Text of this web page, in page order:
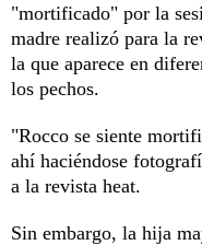
"mortificado" por la
madre realizó para la
la que aparece en
los pechos.
"Rocco se siente
ahí haciéndose
a la revista heat.
Sin embargo, la hija